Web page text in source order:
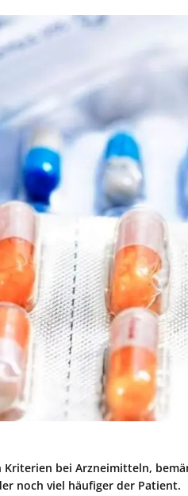
bei Arzneimitteln,
noch viel häufiger der Patient.